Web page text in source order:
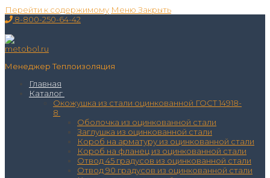
Перейти к содержимому Меню Закрыть
8-800-250-64-42
Менеджер Теплоизоляция
Главная
Каталог
Окожушка из стали оцинкованной ГОСТ 14918-
8
Оболочка из оцинкованной стали
Заглушка из оцинкованной стали
Короб на арматуру из оцинкованной стали
Короб на фланец из оцинкованной стали
Отвод 45 градусов из оцинкованной стали
Отвод 90 градусов из оцинкованной стали